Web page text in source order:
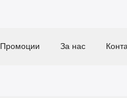
Промоции За нас